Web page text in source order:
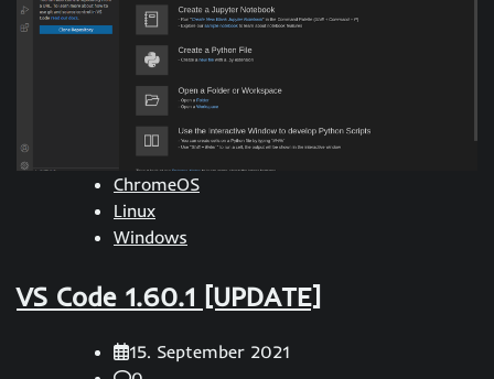
ChromeOS
Linux
Windows
VS Code 1.60.1 [UPDATE]
15. September 2021